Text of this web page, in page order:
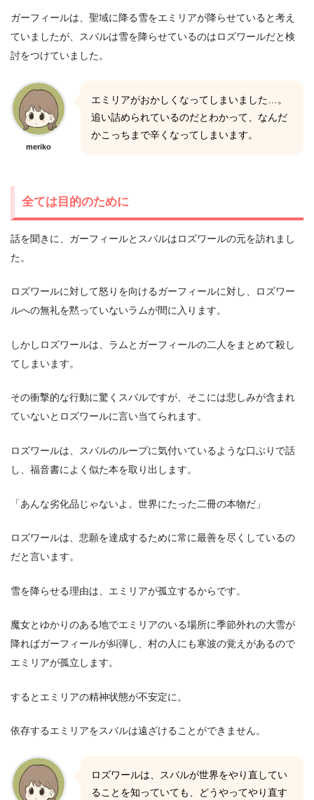
ガーフィールは、聖域に降る雪をエミリアが降らせていると考え
ていましたが、スバルは雪を降らせているのはロズワールだと検
討をつけていました。
meriko
エミリアがおかしくなってしまいました…。
追い詰められているのだとわかって、なんだ
かこっちまで辛くなってしまいます。
全ては目的のために
話を聞きに、ガーフィールとスバルはロズワールの元を訪れまし
た。
ロズワールに対して怒りを向けるガーフィールに対し、ロズワー
ルへの無礼を黙っていないラムが間に入ります。
しかしロズワールは、ラムとガーフィールの二人をまとめて殺し
てしまいます。
その衝撃的な行動に驚くスバルですが、そこには悲しみが含まれ
ていないとロズワールに言い当てられます。
ロズワールは、スバルのループに気付いているような口ぶりで話
し、福音書によく似た本を取り出します。
「あんな劣化品じゃないよ。世界にたった二冊の本物だ」
ロズワールは、悲願を達成するために常に最善を尽くしているの
だと言います。
雪を降らせる理由は、エミリアが孤立するからです。
魔女とゆかりのある地でエミリアのいる場所に季節外れの大雪が
降ればガーフィールが糾弾し、村の人にも寒波の覚えがあるので
エミリアが孤立します。
するとエミリアの精神状態が不安定に。
依存するエミリアをスバルは遠ざけることができません。
ロズワールは、スバルが世界をやり直してい
ることを知っていても、どうやってやり直す